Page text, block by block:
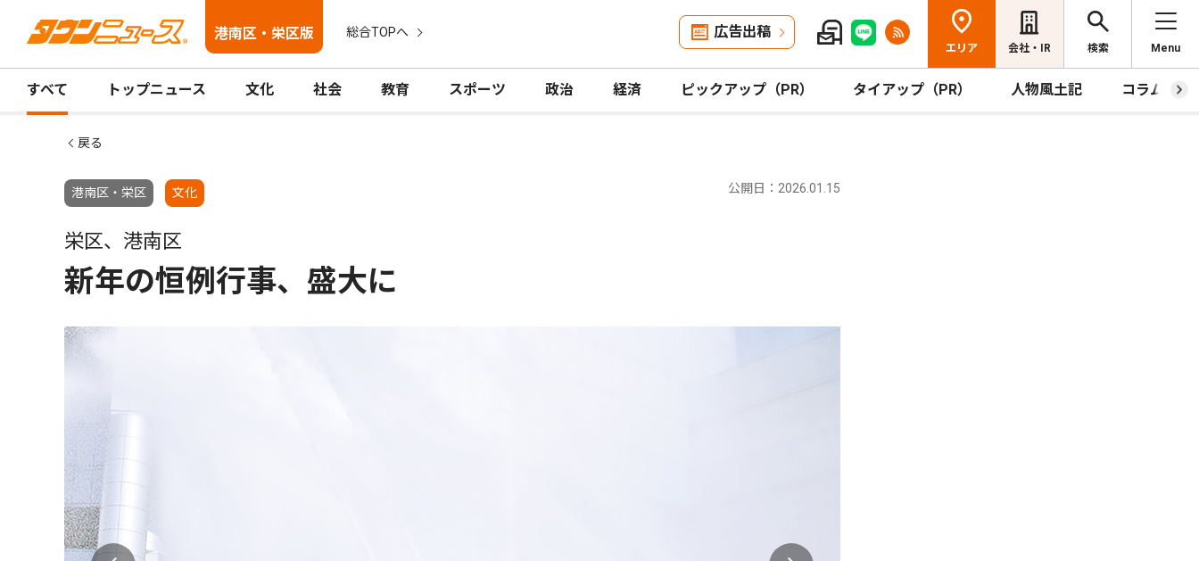
港南区・栄区版 総合TOPへ 広告出稿
エリア 会社・IR 検索 Menu
すべて トップニュース 文化 社会 教育 スポーツ 政治 経済 ピックアップ（PR） タイアップ（PR） 人物風土記 コラム
戻る
港南区・栄区 文化 公開日：2026.01.15
栄区、港南区
新年の恒例行事、盛大に